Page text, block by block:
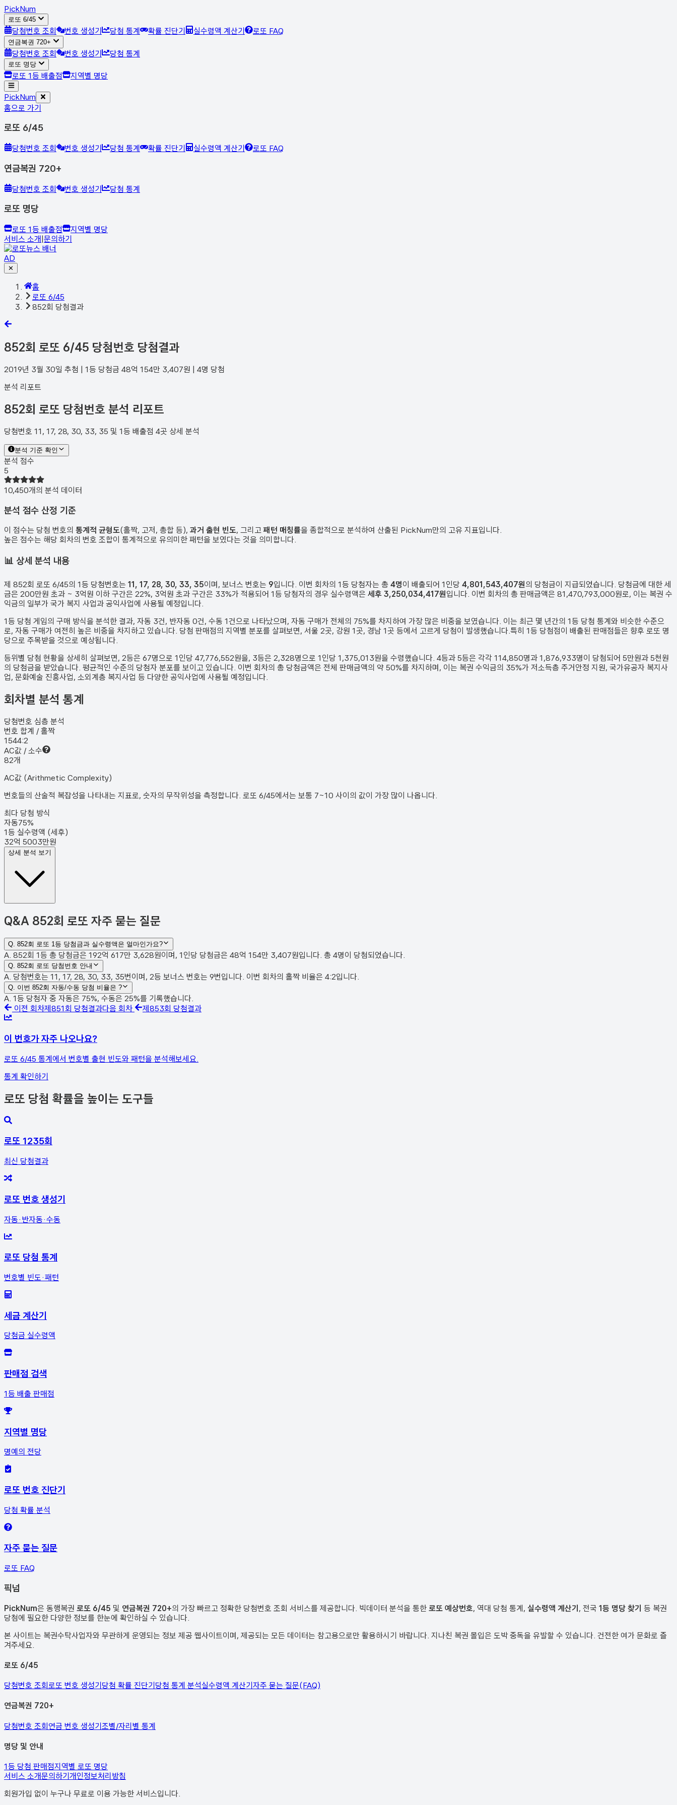
PickNum
로또 6/45
당첨번호 조회 번호 생성기 당첨 통계 확률 진단기 실수령액 계산기 로또 FAQ
연금복권 720+
당첨번호 조회 번호 생성기 당첨 통계
로또 명당
로또 1등 배출점 지역별 명당
PickNum
홈으로 가기
로또 6/45
당첨번호 조회 번호 생성기 당첨 통계 확률 진단기 실수령액 계산기 로또 FAQ
연금복권 720+
당첨번호 조회 번호 생성기 당첨 통계
로또 명당
로또 1등 배출점
지역별 명당
서비스 소개|문의하기
AD
✕
홈
로또 6/45
852회 당첨결과
852회 로또 6/45 당첨번호 당첨결과
2019년 3월 30일 추첨 | 1등 당첨금 48억 154만 3,407원 | 4명 당첨
분석 리포트
852회 로또 당첨번호 분석 리포트
당첨번호 11, 17, 28, 30, 33, 35 및 1등 배출점 4곳 상세 분석
분석 기준 확인
분석 점수
5
10,450개의 분석 데이터
분석 점수 산정 기준
이 점수는 당첨 번호의 통계적 균형도(홀짝, 고저, 총합 등), 과거 출현 빈도, 그리고 패턴 매칭률을 종합적으로 분석하여 산출된 PickNum만의 고유 지표입니다.
높은 점수는 해당 회차의 번호 조합이 통계적으로 유의미한 패턴을 보였다는 것을 의미합니다.
📊 상세 분석 내용
제 852회 로또 6/45의 1등 당첨번호는 11, 17, 28, 30, 33, 35이며, 보너스 번호는 9입니다. 이번 회차의 1등 당첨자는 총 4명이 배출되어 1인당 4,801,543,407원의 당첨금이 지급되었습니다. 당첨금에 대한 세
금은 200만원 초과 ~ 3억원 이하 구간은 22%, 3억원 초과 구간은 33%가 적용되어 1등 당첨자의 경우 실수령액은 세후 3,250,034,417원입니다. 이번 회차의 총 판매금액은 81,470,793,000원로, 이는 복권 수
익금의 일부가 국가 복지 사업과 공익사업에 사용될 예정입니다.
1등 당첨 게임의 구매 방식을 분석한 결과, 자동 3건, 반자동 0건, 수동 1건 으로 나타났으며, 자동 구매가 전체의 75%를 차지하여 가장 많은 비중을 보였습니다. 이는 최근 몇 년간의 1등 당첨 통계와 비슷한 수준으
로, 자동 구매가 여전히 높은 비중을 차지하고 있습니다. 당첨 판매점의 지역별 분포를 살펴보면, 서울 2곳, 강원 1곳, 경남 1곳 등에서 고르게 당첨이 발생했습니다. 특히 1등 당첨점이 배출된 판매점들은 향후 로또 명
당으로 주목받을 것으로 예상됩니다.
등위별 당첨 현황을 상세히 살펴보면, 2등은 67명으로 1인당 47,776,552원을, 3등은 2,328명으로 1인당 1,375,013원을 수령했습니다. 4등과 5등은 각각 114,850명과 1,876,933명이 당첨되어 5만원과 5천원
의 당첨금을 받았습니다. 평균적인 수준의 당첨자 분포를 보이고 있습니다. 이번 회차의 총 당첨금액은 전체 판매금액의 약 50%를 차지하며, 이는 복권 수익금의 35%가 저소득층 주거안정 지원, 국가유공자 복지사
업, 문화예술 진흥사업, 소외계층 복지사업 등 다양한 공익사업에 사용될 예정입니다.
회차별 분석 통계
당첨번호 심층 분석
번호 합계 / 홀짝
1544:2
AC값 / 소수
82개
AC값 (Arithmetic Complexity)
번호들의 산술적 복잡성을 나타내는 지표로, 숫자의 무작위성을 측정합니다. 로또 6/45에서는 보통 7~10 사이의 값이 가장 많이 나옵니다.
최다 당첨 방식
자동75%
1등 실수령액 (세후)
32억 5003만원
상세 분석 보기
Q&A 852회 로또 자주 묻는 질문
Q. 852회 로또 1등 당첨금과 실수령액은 얼마인가요?
A. 852회 1등 총 당첨금은 192억 617만 3,628원이며, 1인당 당첨금은 48억 154만 3,407원입니다. 총 4명이 당첨되었습니다.
Q. 852회 로또 당첨번호 안내
A. 당첨번호는 11, 17, 28, 30, 33, 35번이며, 2등 보너스 번호는 9번입니다. 이번 회차의 홀짝 비율은 4:2입니다.
Q. 이번 852회 자동/수동 당첨 비율은 ?
A. 1등 당첨자 중 자동은 75%, 수동은 25%를 기록했습니다.
이전 회차제 851회 당첨결과다음 회차 제 853회 당첨결과
이 번호가 자주 나오나요?
로또 6/45 통계에서 번호별 출현 빈도와 패턴을 분석해보세요.
통계 확인하기
로또 당첨 확률을 높이는 도구들
로또 1235회
최신 당첨결과
로또 번호 생성기
자동·반자동·수동
로또 당첨 통계
번호별 빈도·패턴
세금 계산기
당첨금 실수령액
판매점 검색
1등 배출 판매점
지역별 명당
명예의 전당
로또 번호 진단기
당첨 확률 분석
자주 묻는 질문
로또 FAQ
픽넘
PickNum은 동행복권 로또 6/45 및 연금복권 720+의 가장 빠르고 정확한 당첨번호 조회 서비스를 제공합니다. 빅데이터 분석을 통한 로또 예상번호, 역대 당첨 통계, 실수령액 계산기, 전국 1등 명당 찾기 등 복권
당첨에 필요한 다양한 정보를 한눈에 확인하실 수 있습니다.
본 사이트는 복권수탁사업자와 무관하게 운영되는 정보 제공 웹사이트이며, 제공되는 모든 데이터는 참고용으로만 활용하시기 바랍니다. 지나친 복권 몰입은 도박 중독을 유발할 수 있습니다. 건전한 여가 문화로 즐
겨주세요.
로또 6/45
당첨번호 조회로또 번호 생성기당첨 확률 진단기당첨 통계 분석실수령액 계산기자주 묻는 질문(FAQ)
연금복권 720+
당첨번호 조회연금 번호 생성기조별/자리별 통계
명당 및 안내
1등 당첨 판매점지역별 로또 명당
서비스 소개문의하기 개인정보처리방침
회원가입 없이 누구나 무료로 이용 가능한 서비스입니다.